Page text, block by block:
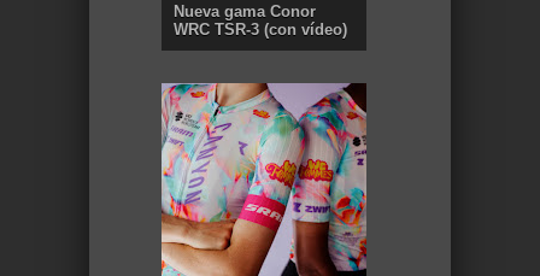
Nueva gama Conor
WRC TSR-3 (con vídeo)